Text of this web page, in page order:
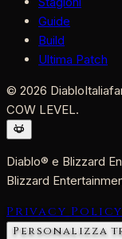
Guide
Build
Ultima Patch
© 2026
COW LEVEL.
Diablo® e Blizzard
Blizzard
Privacy
Personalizza